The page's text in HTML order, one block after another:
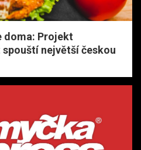
doma: Projekt
největší českou